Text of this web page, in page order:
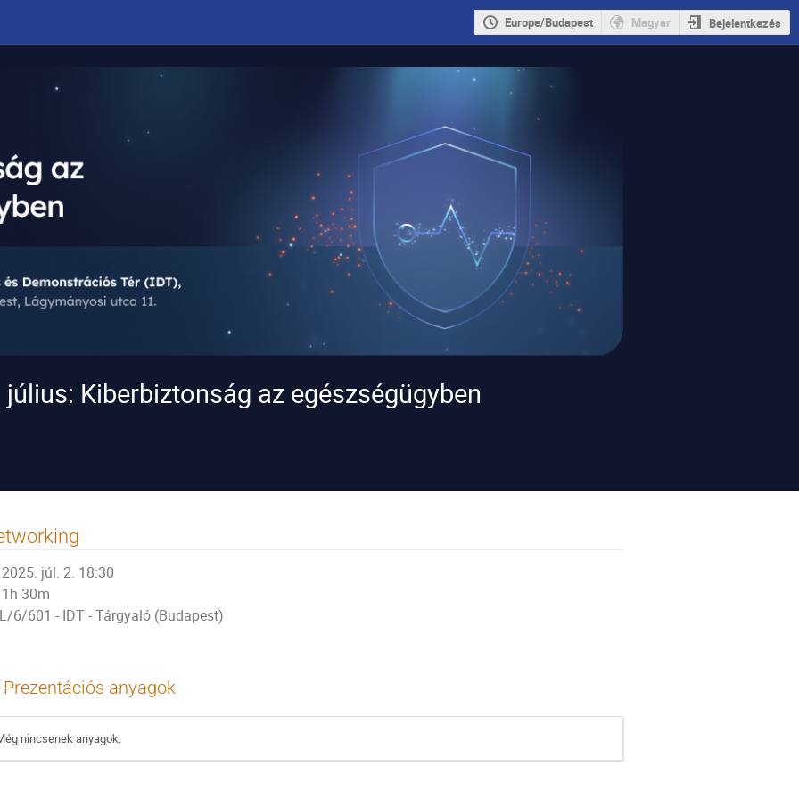
Europe/Budapest Magyar Bejelentkezés
július: Kiberbiztonság az egészségügyben
2025. júl. 2. 18:30
1h 30m
L/6/601 - IDT - Tárgyaló (Budapest)
Prezentációs anyagok
nincsenek anyagok.